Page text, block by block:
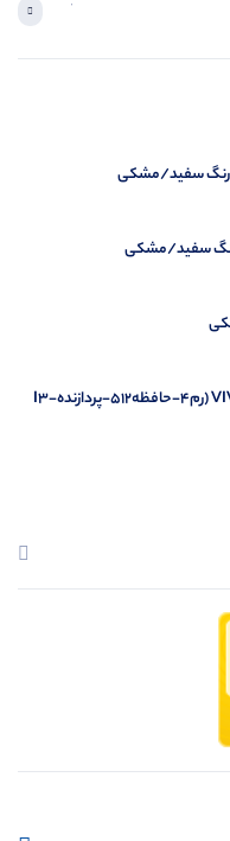
آخرین
لپ تاپ ایسوس مدل X1504VA سری VIVOBOOK (رم4-حافظه512-پردازندهI3-